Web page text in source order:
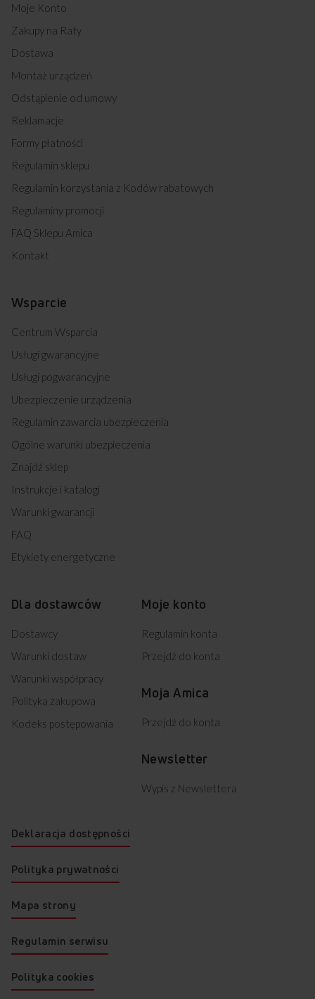
Moje Konto
Zakupy na Raty
Dostawa
Montaż urządzeń
Odstąpienie od umowy
Reklamacje
Formy płatności
Regulamin sklepu
Regulamin korzystania z Kodów rabatowych
Regulaminy promocji
FAQ Sklepu Amica
Kontakt
Wsparcie
Centrum Wsparcia
Usługi gwarancyjne
Usługi pogwarancyjne
Ubezpieczenie urządzenia
Regulamin zawarcia ubezpieczenia
Ogólne warunki ubezpieczenia
Znajdź sklep
Instrukcje i katalogi
Warunki gwarancji
FAQ
Etykiety energetyczne
Dla dostawców
Dostawcy
Warunki dostaw
Warunki współpracy
Polityka zakupowa
Kodeks postępowania
Moje konto
Regulamin konta
Przejdź do konta
Moja Amica
Przejdź do konta
Newsletter
Wypis z Newslettera
Deklaracja dostępności
Polityka prywatności
Mapa strony
Regulamin serwisu
Polityka cookies